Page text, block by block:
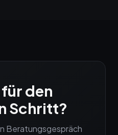
den
Schritt?
Beratungsgespräch